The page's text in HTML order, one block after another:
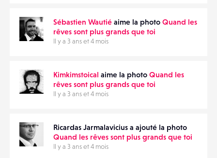
Sébastien Wautié aime la photo Quand les
rêves sont plus grands que toi
Il y a 3 ans et 4 mois
Kimkimstoical aime la photo Quand les
rêves sont plus grands que toi
Il y a 3 ans et 4 mois
Ricardas Jarmalavicius a ajouté la photo
Quand les rêves sont plus grands que toi
Il y a 3 ans et 4 mois